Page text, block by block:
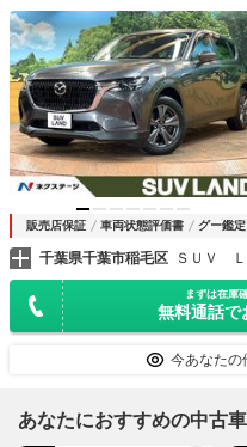
ドスポットモニター シー
パワーシート ＥＴＣ 純
フルセグ
販売店保証 車両状態評価書 グー鑑定
千葉県千葉市稲毛区 ＳＵＶ
まずは在庫
無料通話で
今あなたの
あなたにおすすめの中古車